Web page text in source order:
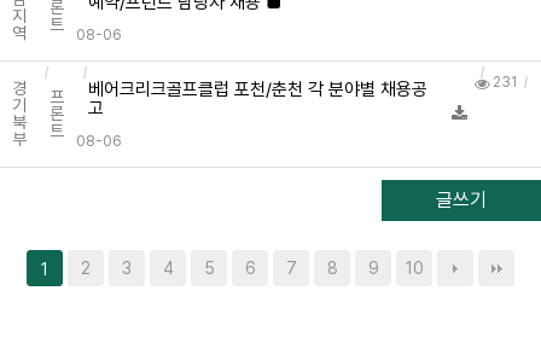
지
역
론
트
08-06
경
기
북
부
프
론
트
베어크리크골프클럽 포천/춘천 각 분야별 채용공
고
08-06
231
글쓰기
1 2 3 4 5 6 7 8 9 10